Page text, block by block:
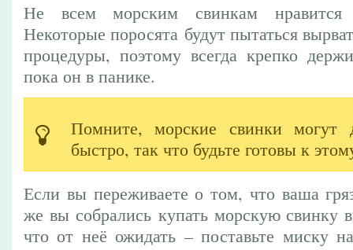
Не всем морским свинкам нравится
Некоторые поросята будут пытаться
процедуры, поэтому всегда крепко
пока он в панике.
Помните, морские свинки могут
быстро, так что будьте готовы к
Если вы переживаете о том, что ваша
же вы собрались купать морскую свинку
что от неё ожидать – поставьте миску